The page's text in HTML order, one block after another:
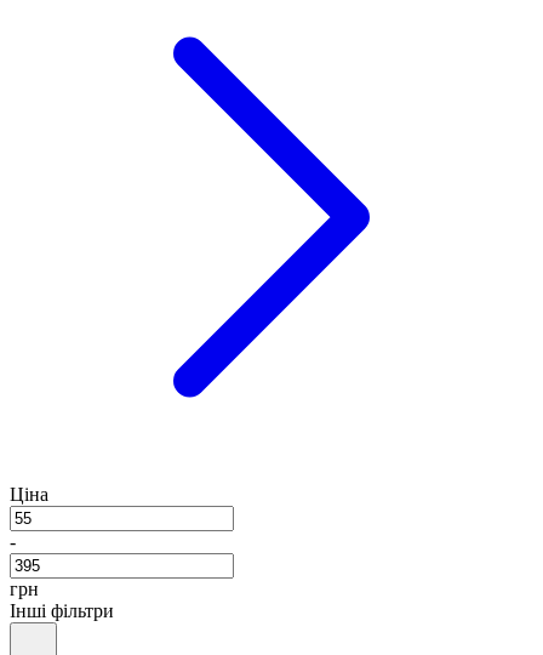
Ціна
-
грн
Інші фільтри